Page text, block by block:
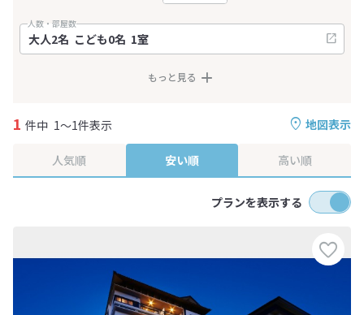
人数・部屋数
もっと見る
地図表示
1 件中 1～1件表示
人気順 安い順 高い順
プランを表示する